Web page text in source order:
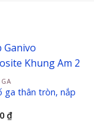
ga thân tròn, nắp
₫